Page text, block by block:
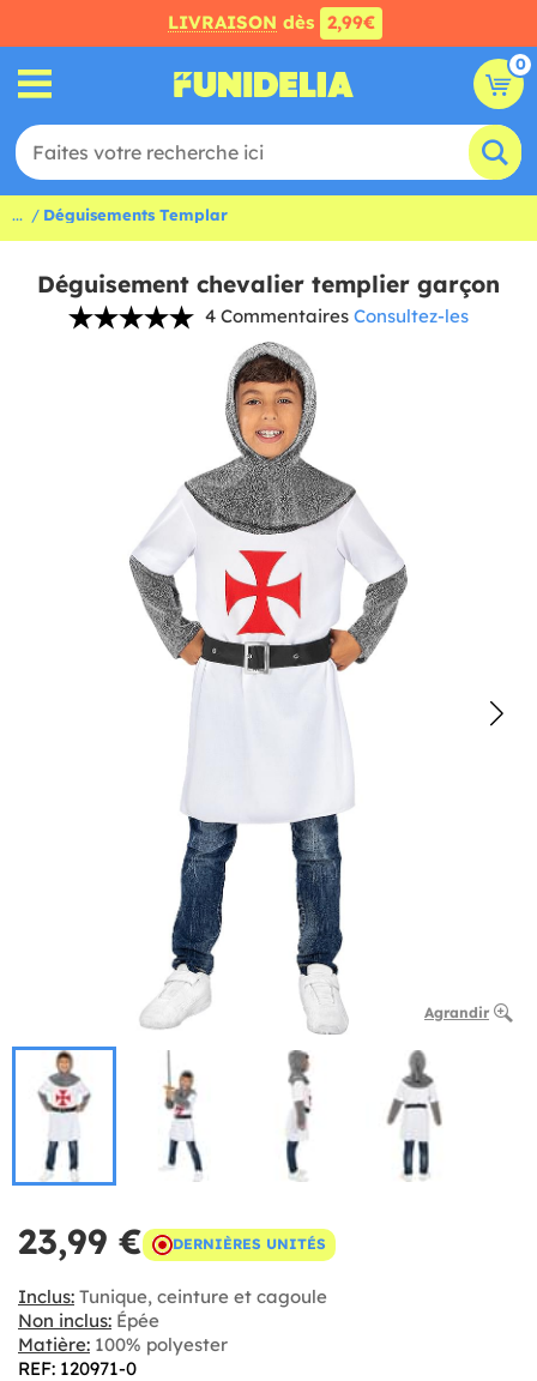
LIVRAISON dès 2,99€
0
... Déguisements Templar
Déguisement chevalier templier garçon
4 Commentaires Consultez-les
Agrandir
23,99 € DERNIÈRES UNITÉS
Inclus: Tunique, ceinture et cagoule
Non inclus: Épée
Matière: 100% polyester
REF: 120971-0